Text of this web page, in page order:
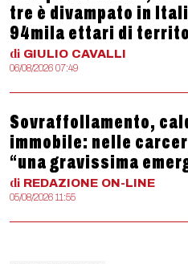
tre è divampato in
94mila ettari di
di GIULIO CAVALLI
06/08/2026 07:49
Sovraffollamento,
immobile: nelle
“una gravissima
di REDAZIONE ON-LINE
05/08/2026 11:55